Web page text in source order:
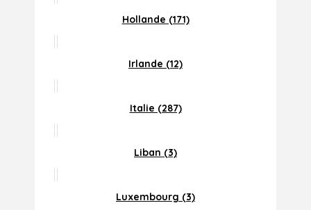
Hollande (171)
Irlande (12)
Italie (287)
Liban (3)
Luxembourg (3)